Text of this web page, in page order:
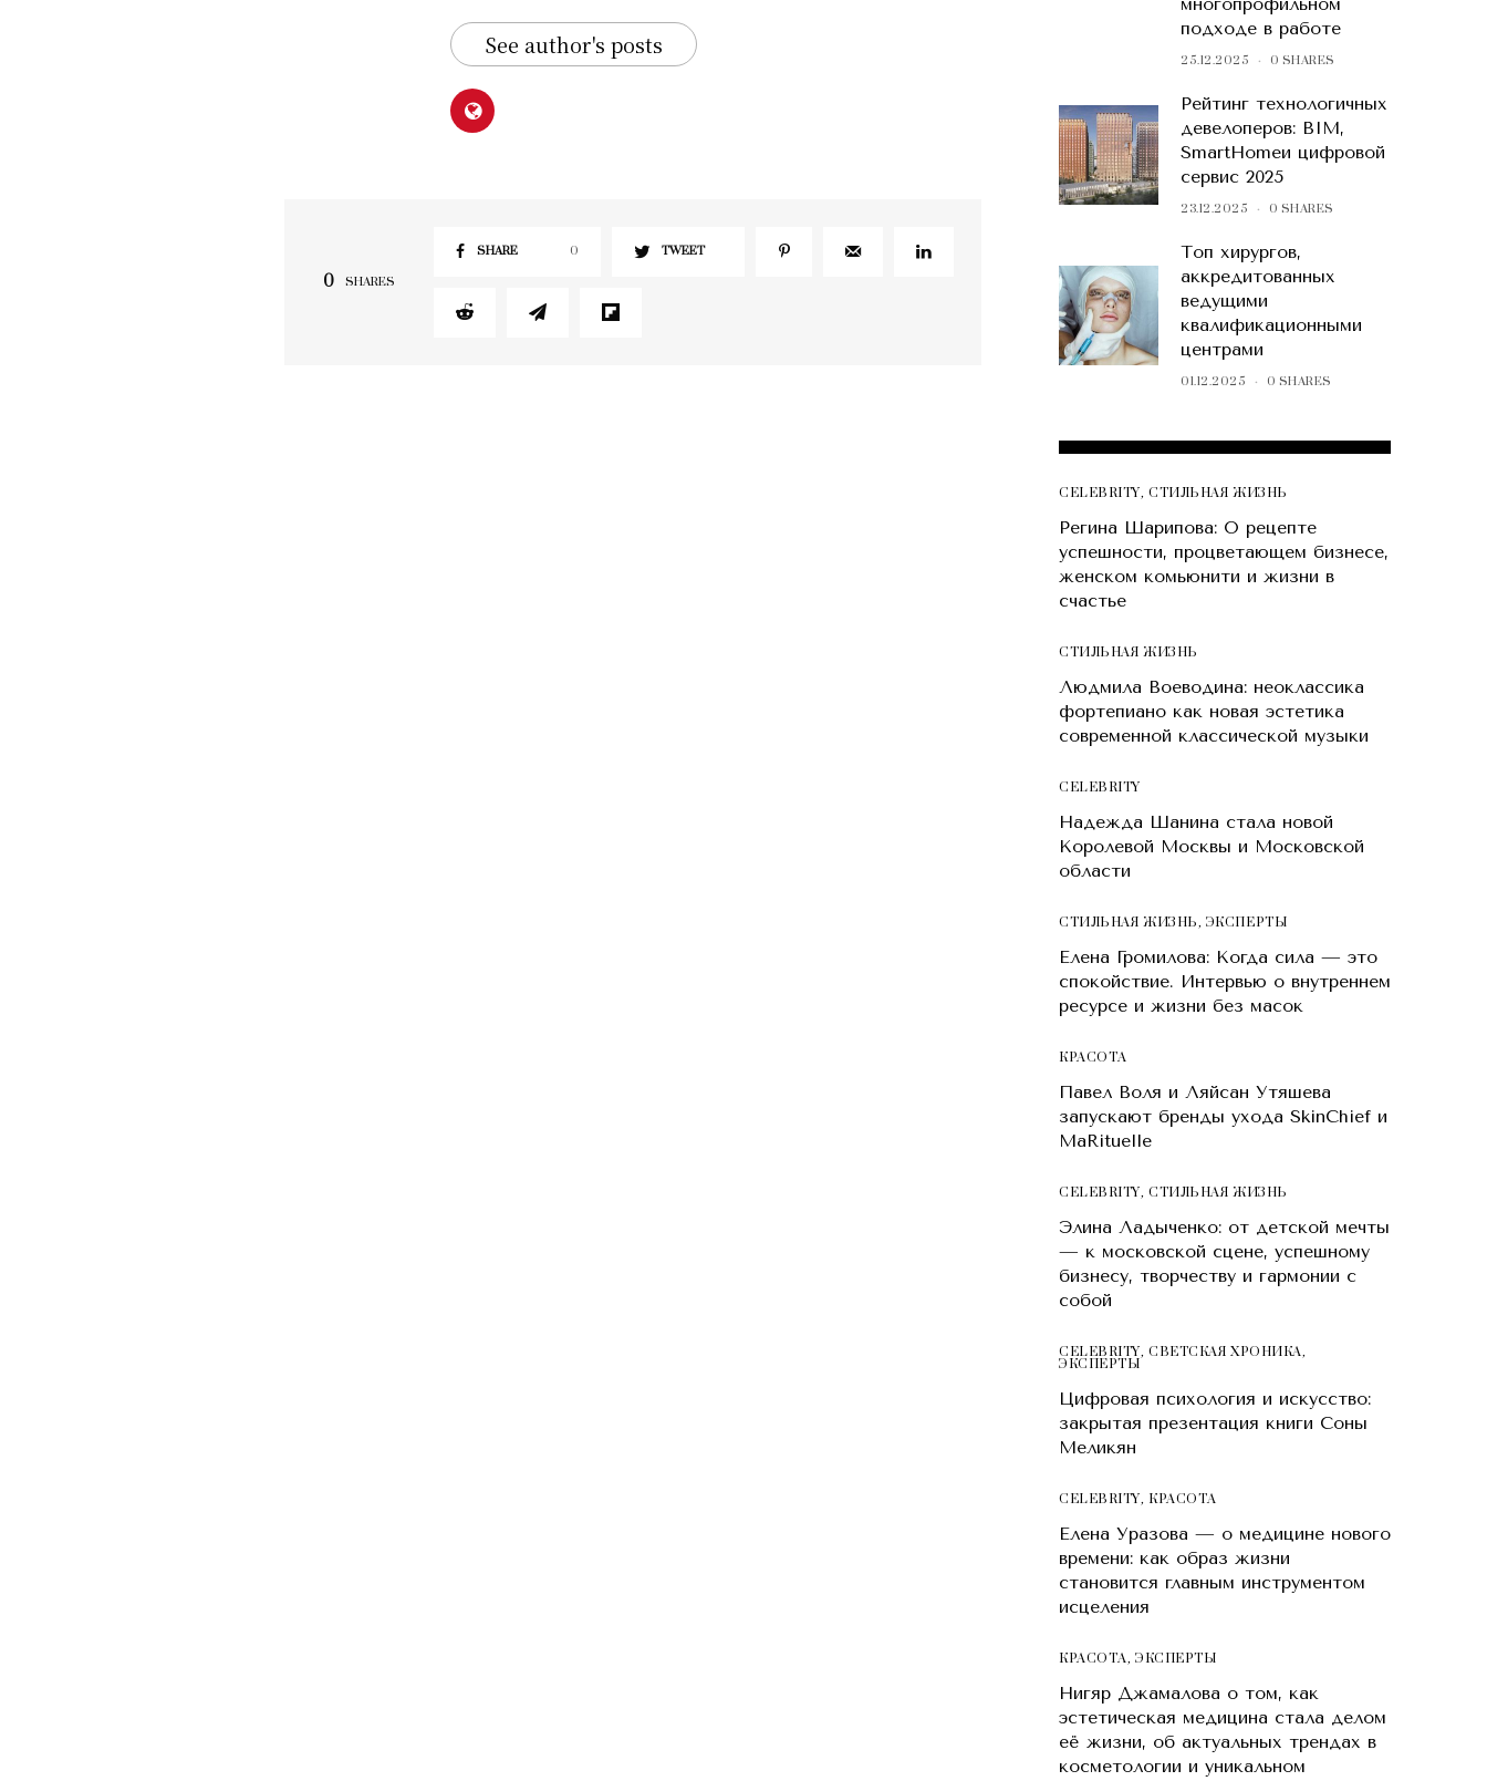
See author's posts
0 SHARES
SHARE 0 TWEET
подходе в работе
25.12.2025 0 SHARES
Рейтинг технологичных
девелоперов: BIM,
SmartHomeи цифровой
сервис 2025
23.12.2025 0 SHARES
Топ хирургов,
аккредитованных
ведущими
квалификационными
центрами
01.12.2025 0 SHARES
CELEBRITY,СТИЛЬНАЯ ЖИЗНЬ
Регина Шарипова: О рецепте
успешности, процветающем бизнесе,
женском комьюнити и жизни в
счастье
СТИЛЬНАЯ ЖИЗНЬ
Людмила Воеводина: неоклассика
фортепиано как новая эстетика
современной классической музыки
CELEBRITY
Надежда Шанина стала новой
Королевой Москвы и Московской
области
СТИЛЬНАЯ ЖИЗНЬ, ЭКСПЕРТЫ
Елена Громилова: Когда сила — это
спокойствие. Интервью о внутреннем
ресурсе и жизни без масок
КРАСОТA
Павел Воля и Ляйсан Утяшева
запускают бренды ухода SkinChief и
MaRituelle
CELEBRITY,СТИЛЬНАЯ ЖИЗНЬ
Элина Ладыченко: от детской мечты
— к московской сцене, успешному
бизнесу, творчеству и гармонии с
собой
CELEBRITY,СВЕТСКАЯ ХРОНИКА,
ЭКСПЕРТЫ
Цифровая психология и искусство:
закрытая презентация книги Соны
Меликян
CELEBRITY, КРАСОТA
Елена Уразова — о медицине нового
времени: как образ жизни
становится главным инструментом
исцеления
КРАСОТA, ЭКСПЕРТЫ
Нигяр Джамалова о том, как
эстетическая медицина стала делом
её жизни, об актуальных трендах в
косметологии и уникальном